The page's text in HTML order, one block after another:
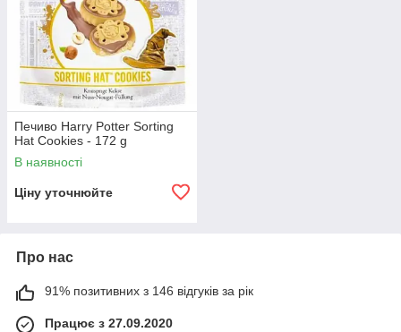
Печиво Harry Potter Sorting
Hat Cookies - 172 g
В наявності
Ціну уточнюйте
Про нас
91% позитивних з 146 відгуків за рік
Працює з 27.09.2020